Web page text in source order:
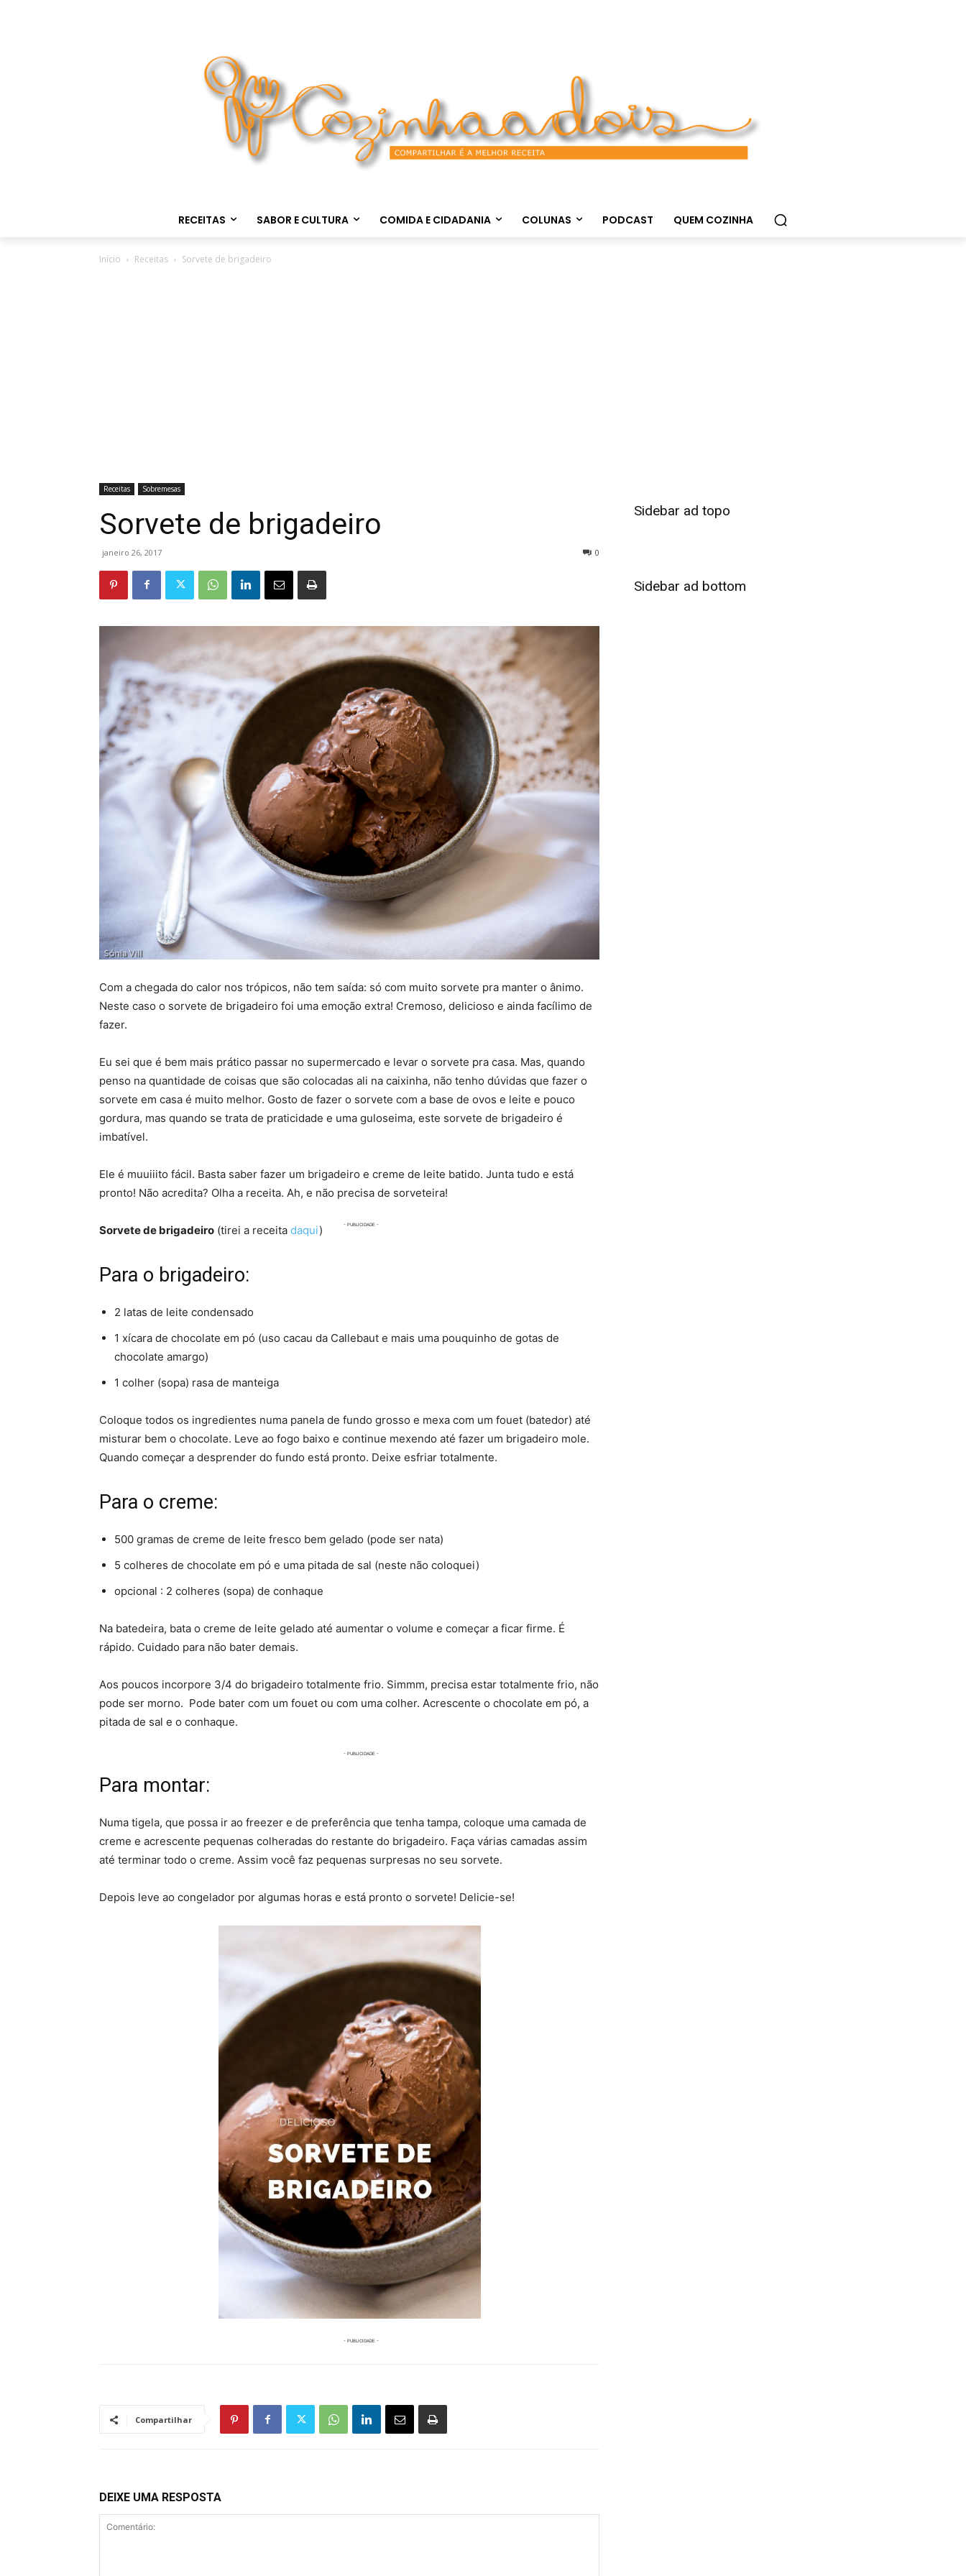
RECEITAS SABOR E CULTURA COMIDA E CIDADANIA COLUNAS PODCAST QUEM COZINHA
Início Receitas Sorvete de brigadeiro
Receitas Sobremesas
Sorvete de brigadeiro
janeiro 26, 2017 0
Com a chegada do calor nos trópicos, não tem saída: só com muito sorvete pra manter o ânimo.
Neste caso o sorvete de brigadeiro foi uma emoção extra! Cremoso, delicioso e ainda facílimo de
fazer.
Eu sei que é bem mais prático passar no supermercado e levar o sorvete pra casa. Mas, quando
penso na quantidade de coisas que são colocadas ali na caixinha, não tenho dúvidas que fazer o
sorvete em casa é muito melhor. Gosto de fazer o sorvete com a base de ovos e leite e pouco
gordura, mas quando se trata de praticidade e uma guloseima, este sorvete de brigadeiro é
imbatível.
Ele é muuiiito fácil. Basta saber fazer um brigadeiro e creme de leite batido. Junta tudo e está
pronto! Não acredita? Olha a receita. Ah, e não precisa de sorveteira!
Sorvete de brigadeiro (tirei a receita daqui)
Para o brigadeiro:
2 latas de leite condensado
1 xícara de chocolate em pó (uso cacau da Callebaut e mais uma pouquinho de gotas de
chocolate amargo)
1 colher (sopa) rasa de manteiga
Coloque todos os ingredientes numa panela de fundo grosso e mexa com um fouet (batedor) até
misturar bem o chocolate. Leve ao fogo baixo e continue mexendo até fazer um brigadeiro mole.
Quando começar a desprender do fundo está pronto. Deixe esfriar totalmente.
Para o creme:
500 gramas de creme de leite fresco bem gelado (pode ser nata)
5 colheres de chocolate em pó e uma pitada de sal (neste não coloquei)
opcional : 2 colheres (sopa) de conhaque
Na batedeira, bata o creme de leite gelado até aumentar o volume e começar a ficar firme. É
rápido. Cuidado para não bater demais.
Aos poucos incorpore 3/4 do brigadeiro totalmente frio. Simmm, precisa estar totalmente frio, não
pode ser morno. Pode bater com um fouet ou com uma colher. Acrescente o chocolate em pó, a
pitada de sal e o conhaque.
Para montar:
Numa tigela, que possa ir ao freezer e de preferência que tenha tampa, coloque uma camada de
creme e acrescente pequenas colheradas do restante do brigadeiro. Faça várias camadas assim
até terminar todo o creme. Assim você faz pequenas surpresas no seu sorvete.
Depois leve ao congelador por algumas horas e está pronto o sorvete! Delicie-se!
Compartilhar
DEIXE UMA RESPOSTA
Sidebar ad topo
Sidebar ad bottom